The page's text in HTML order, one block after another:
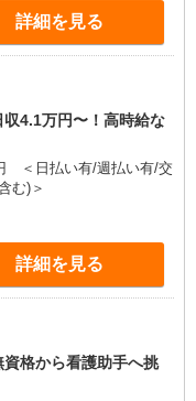
詳細を見る
4.1万円〜！高時給な
＜日払い有/週払い有/交
む)＞
詳細を見る
格から看護助手へ挑